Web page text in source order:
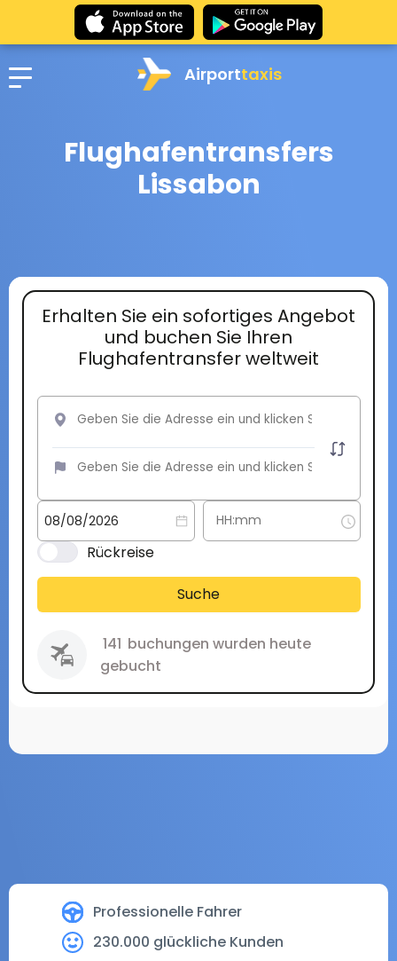
Airporttaxis
Flughafentransfers
Lissabon
Professionelle Fahrer
230.000 glückliche Kunden
Erhalten Sie ein sofortiges Angebot
und buchen Sie Ihren
Flughafentransfer weltweit
Rückreise
Suche
141 buchungen wurden heute
gebucht